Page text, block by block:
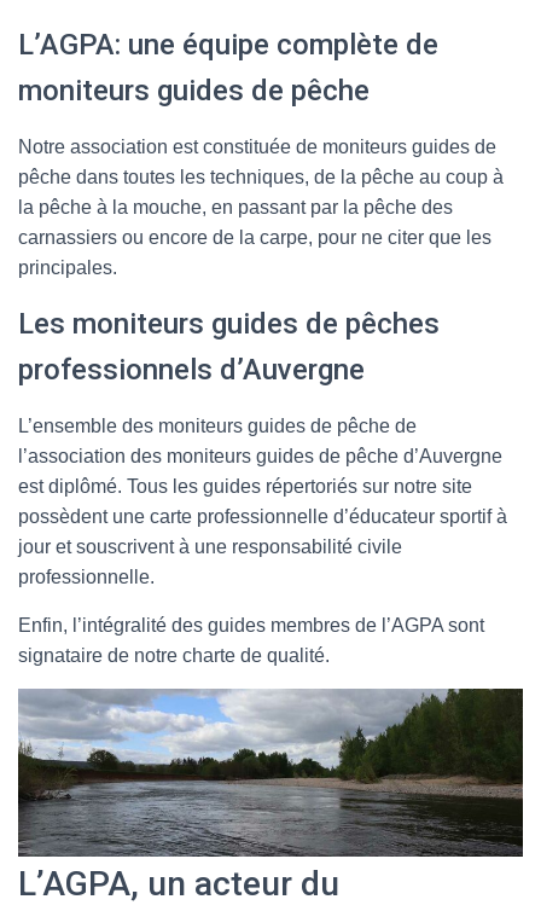
L’AGPA: une équipe complète de
moniteurs guides de pêche
Notre association est constituée de moniteurs guides de
pêche dans toutes les techniques, de la pêche au coup à
la pêche à la mouche, en passant par la pêche des
carnassiers ou encore de la carpe, pour ne citer que les
principales.
Les moniteurs guides de pêches
professionnels d’Auvergne
L’ensemble des moniteurs guides de pêche de
l’association des moniteurs guides de pêche d’Auvergne
est diplômé. Tous les guides répertoriés sur notre site
possèdent une carte professionnelle d’éducateur sportif à
jour et souscrivent à une responsabilité civile
professionnelle.
Enfin, l’intégralité des guides membres de l’AGPA sont
signataire de notre charte de qualité.
L’AGPA, un acteur du